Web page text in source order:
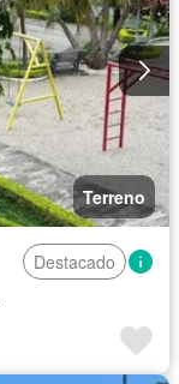
Terreno
Destacado